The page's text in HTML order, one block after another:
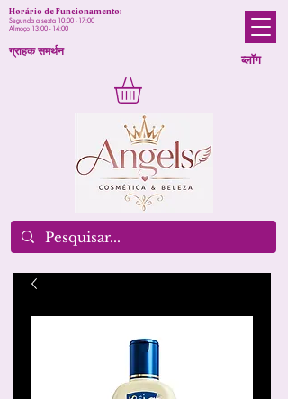
ब्लॉग
Horário de Funcionamento:
Segunda a sexta 10:00 - 17:00
Almoço 13:00 - 14:00
ग्राहक समर्थन